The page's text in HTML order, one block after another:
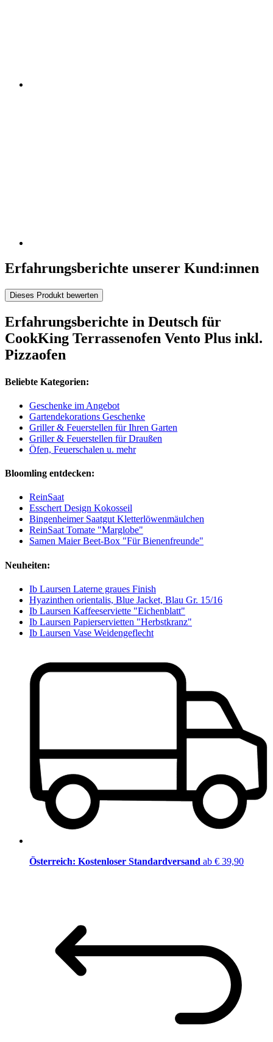
Erfahrungsberichte unserer Kund:innen
Dieses Produkt bewerten
Erfahrungsberichte in Deutsch für
CookKing Terrassenofen Vento Plus inkl.
Pizzaofen
Beliebte Kategorien:
Geschenke im Angebot
Gartendekorations Geschenke
Griller & Feuerstellen für Ihren Garten
Griller & Feuerstellen für Draußen
Öfen, Feuerschalen u. mehr
Bloomling entdecken:
ReinSaat
Esschert Design Kokosseil
Bingenheimer Saatgut Kletterlöwenmäulchen
ReinSaat Tomate "Marglobe"
Samen Maier Beet-Box "Für Bienenfreunde"
Neuheiten:
Ib Laursen Laterne graues Finish
Hyazinthen orientalis, Blue Jacket, Blau Gr. 15/16
Ib Laursen Kaffeeserviette "Eichenblatt"
Ib Laursen Papierservietten "Herbstkranz"
Ib Laursen Vase Weidengeflecht
Österreich: Kostenloser Standardversand ab € 39,90